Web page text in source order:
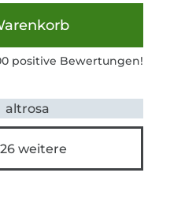
positive Bewertungen!
altrosa